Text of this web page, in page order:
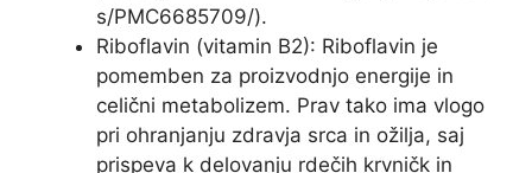
s/PMC6685709/).
Riboflavin (vitamin B2): Riboflavin je
pomemben za proizvodnjo energije in
celični metabolizem. Prav tako ima vlogo
pri ohranjanju zdravja srca in ožilja, saj
prispeva k delovanju rdečih krvničk in